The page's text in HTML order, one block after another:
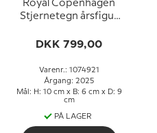
Royal Copenhagen
Stjernetegn årsfigur
DKK 799,00
Varenr.: 1074921
Årgang: 2025
Mål: H: 10 cm x B: 6 cm x D: 9
cm
PÅ LAGER